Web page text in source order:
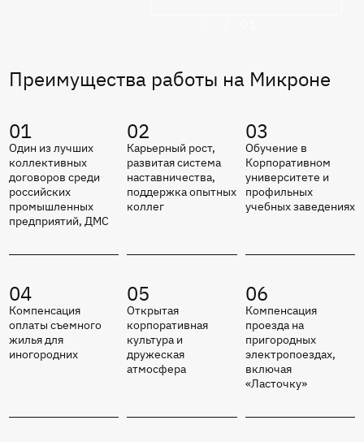
Преимущества работы на Микроне
01
Один из лучших
коллективных
договоров среди
российских
промышленных
предприятий, ДМС
02
Карьерный рост,
развитая система
наставничества,
поддержка опытных
коллег
03
Обучение в
Корпоративном
университете и
профильных
учебных заведениях
04
Компенсация
оплаты съемного
жилья для
иногородних
05
Открытая
корпоративная
культура и
дружеская
атмосфера
06
Компенсация
проезда на
пригородных
электропоездах,
включая
«Ласточку»